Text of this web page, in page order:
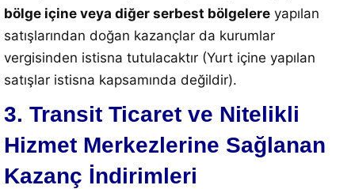
bölge içine veya diğer serbest bölgelere yapılan
satışlarından doğan kazançlar da kurumlar
vergisinden istisna tutulacaktır (Yurt içine yapılan
satışlar istisna kapsamında değildir).
3. Transit Ticaret ve Nitelikli
Hizmet Merkezlerine Sağlanan
Kazanç İndirimleri